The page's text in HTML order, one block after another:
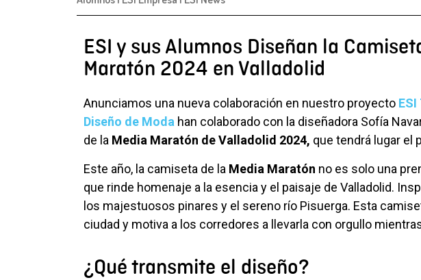
ESI y sus Alumnos Diseñan la
Maratón 2024 en Valladolid
Anunciamos una nueva colaboración en nuestro proyecto
Diseño de Moda han colaborado con la diseñadora Sofía
de la Media Maratón de Valladolid 2024, que tendrá lugar el
Este año, la camiseta de la Media Maratón no es solo una
que rinde homenaje a la esencia y el paisaje de Valladolid.
los majestuosos pinares y el sereno río Pisuerga. Esta
ciudad y motiva a los corredores a llevarla con orgullo
¿Qué transmite el diseño?